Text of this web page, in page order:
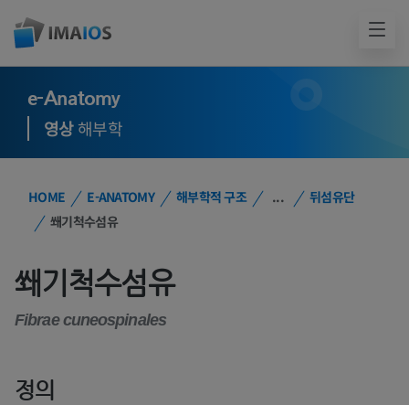
e-Anatomy
영상해부학
HOME E-ANATOMY 해부학적 구조 ...
뒤섬유단
쐐기척수섬유
쐐기척수섬유
Fibrae cuneospinales
정의